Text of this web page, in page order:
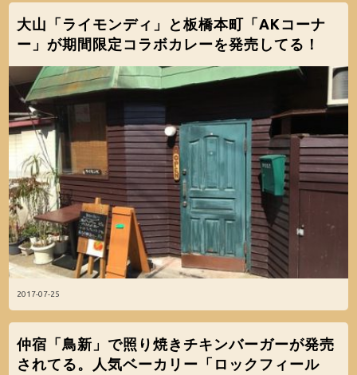
2017-07-25
大山「ライモンディ」と板橋本町「AKコーナ
ー」が期間限定コラボカレーを発売してる！
仲宿「鳥新」で照り焼きチキンバーガーが発売
されてる。人気ベーカリー「ロックフィール